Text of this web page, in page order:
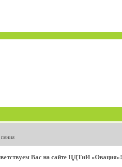
Вас на сайте ЦДТиИ «Овация»!